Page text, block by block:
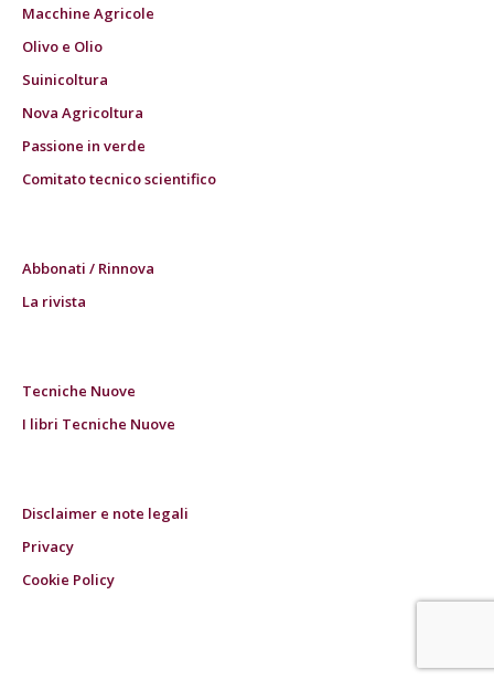
Macchine Agricole
Olivo e Olio
Suinicoltura
Nova Agricoltura
Passione in verde
Comitato tecnico scientifico
Abbonati / Rinnova
La rivista
Tecniche Nuove
I libri Tecniche Nuove
Disclaimer e note legali
Privacy
Cookie Policy